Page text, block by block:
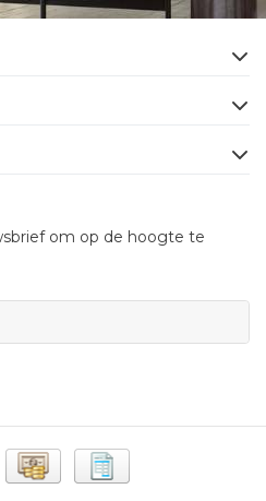
om op de hoogte te